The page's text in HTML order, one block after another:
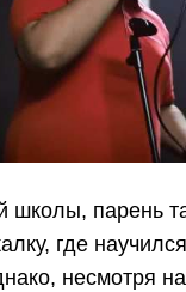
школы, парень
где
несмотря